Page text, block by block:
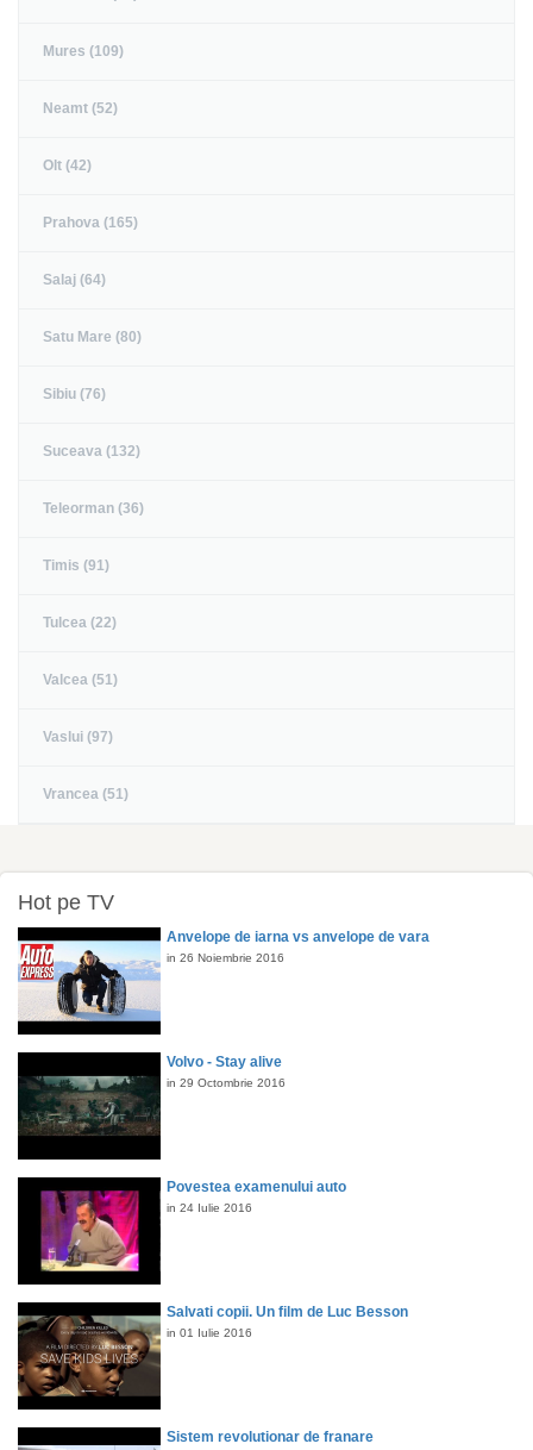
Mures (109)
Neamt (52)
Olt (42)
Prahova (165)
Salaj (64)
Satu Mare (80)
Sibiu (76)
Suceava (132)
Teleorman (36)
Timis (91)
Tulcea (22)
Valcea (51)
Vaslui (97)
Vrancea (51)
Hot pe TV
Anvelope de iarna vs anvelope de vara
in 26 Noiembrie 2016
Volvo - Stay alive
in 29 Octombrie 2016
Povestea examenului auto
in 24 Iulie 2016
Salvati copii. Un film de Luc Besson
in 01 Iulie 2016
Sistem revolutionar de franare